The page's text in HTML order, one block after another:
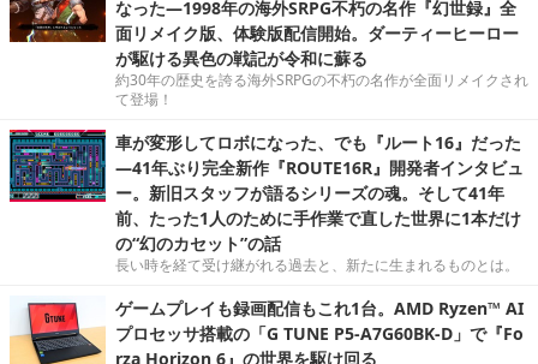
なった―1998年の海外SRPG不朽の名作『幻世録』全
面リメイク版、体験版配信開始。ダーティーヒーロー
が駆ける異色の戦記が令和に蘇る
約30年の歴史を誇る海外SRPGの不朽の名作が全面リメイクされ
て登場！
車が変形してロボになった、でも『ルート16』だった
―41年ぶり完全新作『ROUTE16R』開発者インタビュ
ー。新旧スタッフが語るシリーズの魂。そして41年
前、たった1人のために手作業で直した世界に1本だけ
の“幻のカセット”の話
長い時を経て受け継がれる過去と、新たに生まれるものとは。
ゲームプレイも録画配信もこれ1台。AMD Ryzen™ AI
プロセッサ搭載の「G TUNE P5-A7G60BK-D」で『Fo
rza Horizon 6』の世界を駆け回る